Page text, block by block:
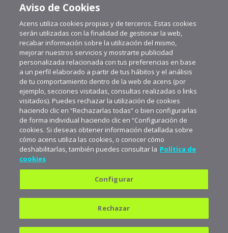
Política de privacidad
Política de cookies
Aviso legal
mantenerte a la última
Aviso de Cookies
Acens utiliza cookies propias y de terceros. Estas cookies
serán utilizadas con la finalidad de gestionar la web,
recabar información sobre la utilización del mismo,
mejorar nuestros servicios y mostrarte publicidad
personalizada relacionada con tus preferencias en base
a un perfil elaborado a partir de tus hábitos y el análisis
de tu comportamiento dentro de la web de acens (por
ejemplo, secciones visitadas, consultas realizadas o links
visitados). Puedes rechazar la utilización de cookies
haciendo clic en “Rechazarlas todas” o bien configurarlas
de forma individual haciendo clic en “Configuración de
cookies. Si deseas obtener información detallada sobre
cómo acens utiliza las cookies, o conocer cómo
deshabilitarlas, también puedes consultar la Política de
cookies
Configurar
Rechazar